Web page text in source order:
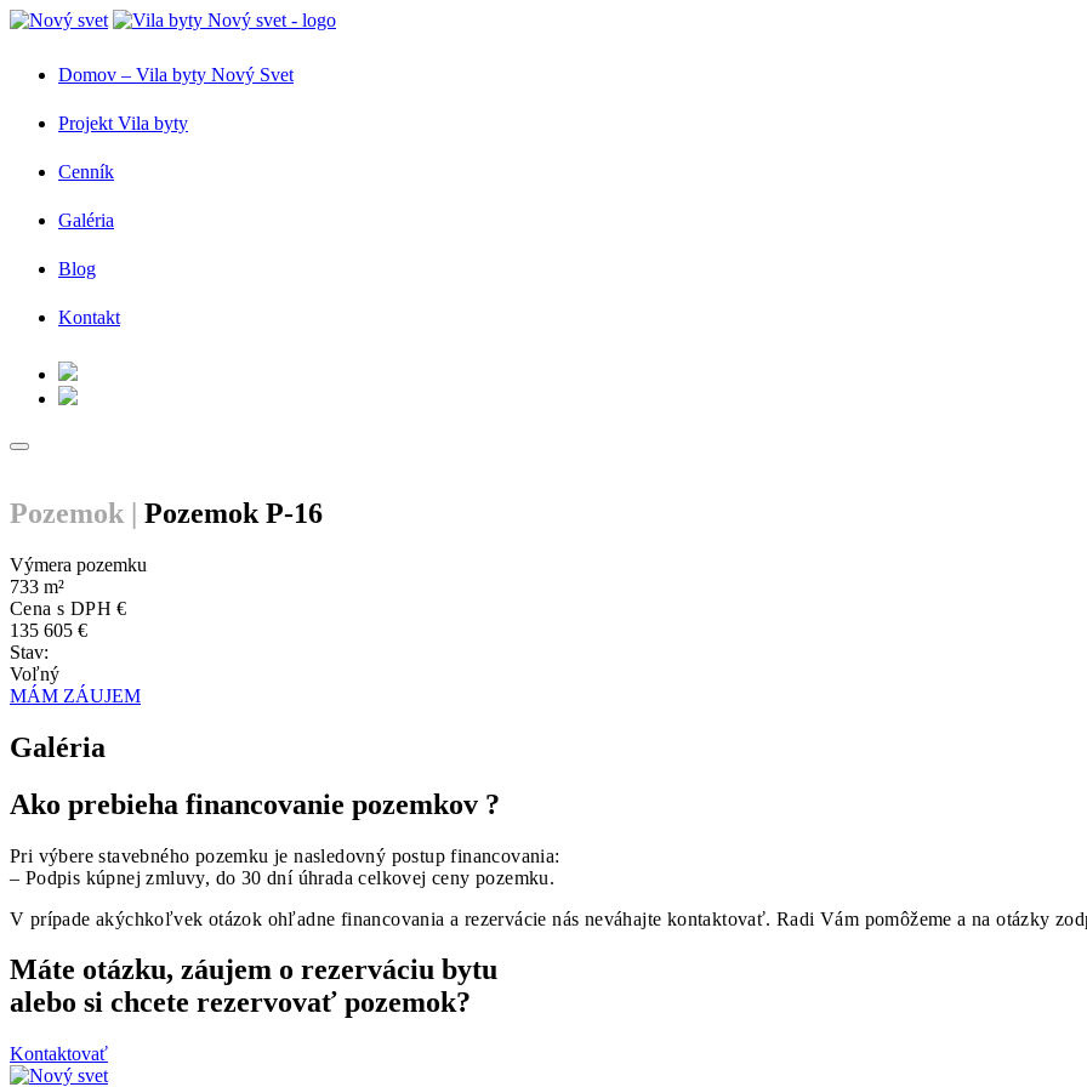
Domov – Vila byty Nový Svet
Projekt Vila byty
Cenník
Galéria
Blog
Kontakt
Pozemok | Pozemok P-16
Výmera pozemku
733 m²
Cena s DPH €
135 605 €
Stav:
Voľný
MÁM ZÁUJEM
Galéria
Ako prebieha financovanie pozemkov ?
Pri výbere stavebného pozemku je nasledovný postup financovania:
– Podpis kúpnej zmluvy, do 30 dní úhrada celkovej ceny pozemku.
V prípade akýchkoľvek otázok ohľadne financovania a rezervácie nás neváhajte kontaktovať. Radi Vám pomôžeme a na otázky
Máte otázku, záujem o rezerváciu bytu
alebo si chcete rezervovať pozemok?
Kontaktovať